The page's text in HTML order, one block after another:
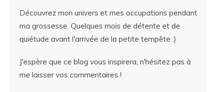
Découvrez mon univers et mes occupations pendant
ma grossesse. Quelques mois de détente et de
quiétude avant l'arrivée de la petite tempête :)
J'espère que ce blog vous inspirera, n'hésitez pas à
me laisser vos commentaires !